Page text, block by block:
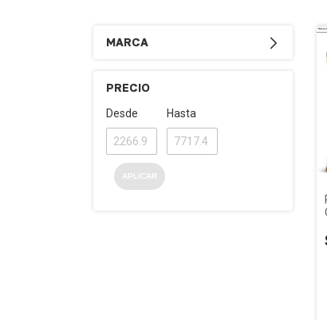
MARCA
PRECIO
Desde Hasta
APLICAR